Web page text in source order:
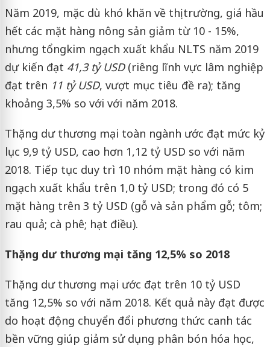
Năm 2019, mặc dù khó khăn về thị trường, giá hầu
hết các mặt hàng nông sản giảm từ 10 - 15%,
nhưng tổngkim ngạch xuất khẩu NLTS năm 2019
dự kiến đạt 41,3 tỷ USD(riêng lĩnh vực lâm nghiệp
đạt trên 11 tỷ USD, vượt mục tiêu đề ra); tăng
khoảng 3,5% so với với năm 2018.
Thặng dư thương mại toàn ngành ước đạt mức kỷ
lục 9,9 tỷ USD, cao hơn 1,12 tỷ USD so với năm
2018. Tiếp tục duy trì 10 nhóm mặt hàng có kim
ngạch xuất khẩu trên 1,0 tỷ USD; trong đó có 5
mặt hàng trên 3 tỷ USD (gỗ và sản phẩm gỗ; tôm;
rau quả; cà phê; hạt điều).
Thặng dư thương mại tăng 12,5% so 2018
Thặng dư thương mại ước đạt trên 10 tỷ USD
tăng 12,5% so với năm 2018. Kết quả này đạt được
do hoạt động chuyển đổi phương thức canh tác
bền vững giúp giảm sử dụng phân bón hóa học,